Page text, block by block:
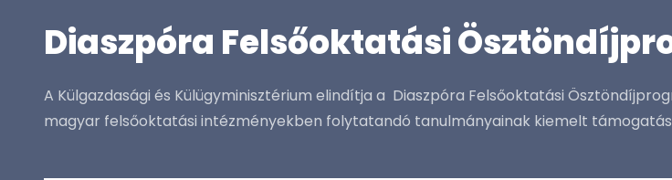
Diaszpóra Felsőoktatási
A Külgazdasági és Külügyminisztérium elindítja a Diaszpóra Felsőoktatási
magyar felsőoktatási intézményekben folytatandó tanulmányainak kiemelt